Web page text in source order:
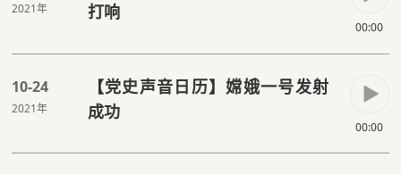
2021年
打响
00:00
10-24
2021年
【党史声音日历】嫦娥一号发射
成功
00:00